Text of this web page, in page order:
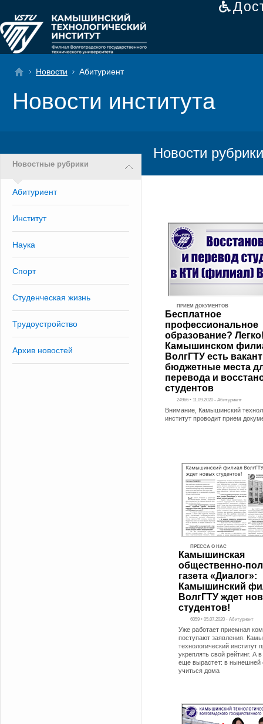
Новости Абитуриент
Новости института
Новостные рубрики
Абитуриент
Институт
Наука
Спорт
Студенческая жизнь
Трудоустройство
Архив новостей
Новости
ПРИЕМ ДОКУМЕНТОВ
Бесплатное
профессиональное
образование?
Камышинском
ВолгГТУ есть
бюджетные места
перевода и
студентов
24966 • 11.09.2020 - Абитуриент
Внимание, Камышинский
институт проводит прием
ПРЕССА О НАС
Камышинская
общественно-
газета «Диалог»:
Камышинский
ВолгГТУ ждет
студентов!
6059 • 05.07.2020 - Абитуриент
Уже работает приемная
поступают заявления.
технологический институт
укреплять свой рейтинг. А
еще вырастет: в нынешней
учиться дома